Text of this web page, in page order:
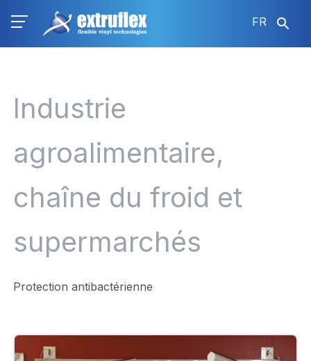
au
FR
Industrie
agroalimentaire,
chaîne du froid et
supermarchés
Protection antibactérienne